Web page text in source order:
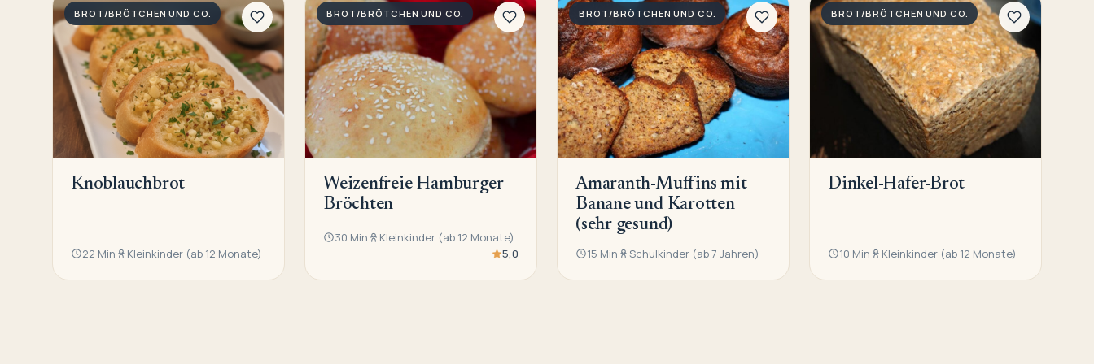
BROT/BRÖTCHEN UND CO.
Knoblauchbrot
22 Min Kleinkinder (ab 12 Monate)
BROT/BRÖTCHEN UND CO.
Weizenfreie Hamburger
Bröchten
30 Min
Kleinkinder (ab 12 Monate)
5,0
BROT/BRÖTCHEN UND CO.
Amaranth-Muffins mit
Banane und Karotten
(sehr gesund)
15 Min Schulkinder (ab 7 Jahren)
BROT/BRÖTCHEN UND CO.
Dinkel-Hafer-Brot
10 Min Kleinkinder (ab 12 Monate)